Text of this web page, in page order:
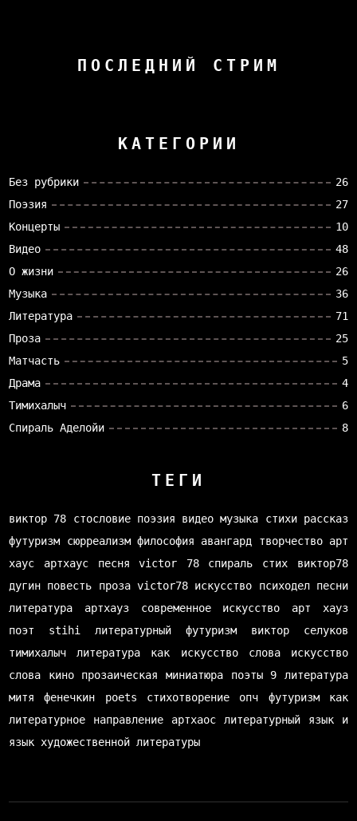
ПОСЛЕДНИЙ СТРИМ
КАТЕГОРИИ
Без рубрики
26
Поэзия
27
Концерты
10
Видео
48
О жизни
26
Музыка
36
Литература
71
Проза
25
Матчасть
5
Драма
4
Тимихалыч
6
Спираль Аделойи
8
ТЕГИ
виктор 78 стословие поэзия видео музыка стихи рассказ
футуризм
сюрреализм философия авангард творчество арт
хаус
артхаус песня victor 78 спираль стих
виктор78
дугин повесть проза victor78 искусство психодел песни
литература
артхауз современное искусство
арт хауз
поэт
stihi литературный футуризм
виктор селуков
тимихалыч
литература как искусство слова
искусство
слова
кино прозаическая миниатюра поэты
9 литература
митя фенечкин
poets стихотворение опч
футуризм как
литературное направление
артхаос
литературный язык и
язык художественной литературы